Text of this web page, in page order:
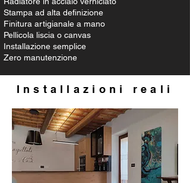
Stampa ad alta definizione
Finitura artigianale a mano
Pellicola liscia o canvas
Installazione semplice
Zero manutenzione
Installazioni reali